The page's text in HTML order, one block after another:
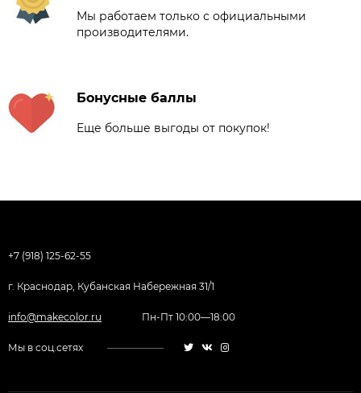
Мы работаем только с официальными
производителями.
Бонусные баллы
Еще больше выгоды от покупок!
+7 (918) 125-62-55
г. Краснодар, Кубанская Набережная 31/1
info@makecolor.ru Пн-Пт 10:00—18:00
Мы в соц.сетях